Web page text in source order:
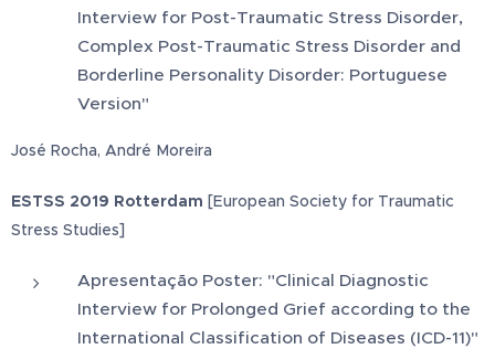
Interview for Post-Traumatic Stress Disorder,
Complex Post-Traumatic Stress Disorder and
Borderline Personality Disorder: Portuguese
Version"
José Rocha, André Moreira
ESTSS 2019 Rotterdam [European Society for Traumatic
Stress Studies]
Apresentação Poster: "Clinical Diagnostic
Interview for Prolonged Grief according to the
International Classification of Diseases (ICD-11)"